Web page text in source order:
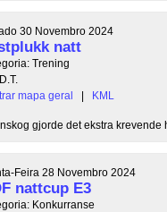
30 Novembro 2024
natt
Trening
mapa geral
| KML
gjorde det ekstra krevende
Feira 28 Novembro 2024
nattcup E3
Konkurranse